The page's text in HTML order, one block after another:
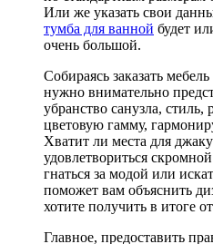
Или же указать свои
тумба для ванной будет
очень большой.
Собираясь заказать
нужно внимательно
убранство санузла, стиль,
цветовую гамму,
Хватит ли места для
удовлетвориться
гнаться за модой или
поможет вам объяснить
хотите получить в итоге
Главное, предоставить